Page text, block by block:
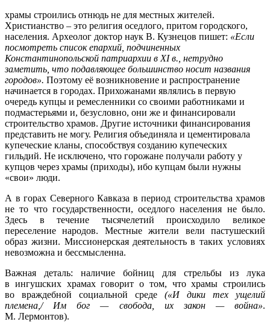
храмы строились отнюдь не для местных жителей.
Христианство – это религия оседлого, притом городского,
населения. Археолог доктор наук В. Кузнецов пишет: «Если
посмотреть список епархий, подчиненных
Константинопольской патриархии в XI в., нетрудно
заметить, что подавляющее большинство носит названия
городов». Поэтому её возникновение и распространение
начинается в городах. Прихожанами являлись в первую
очередь купцы и ремесленники со своими работниками и
подмастерьями и, безусловно, они же и финансировали
строительство храмов. Другие источники финансирования
представить не могу. Религия объединяла и цементировала
купеческие кланы, способствуя созданию купеческих
гильдий. Не исключено, что горожане получали работу у
купцов через храмы (приходы), ибо купцам были нужны
«свои» люди.
А в горах Северного Кавказа в период строительства храмов
не то что государственности, оседлого населения не было.
Здесь в течение тысячелетий происходило великое
переселение народов. Местные жители вели пастушеский
образ жизни. Миссионерская деятельность в таких условиях
невозможна и бессмысленна.
Важная деталь: наличие бойниц для стрельбы из лука
в ингушских храмах говорит о том, что храмы строились
во враждебной социальной среде («И дики тех ущелий
племена,/ Им бог — свобода, их закон — война».
М. Лермонтов).